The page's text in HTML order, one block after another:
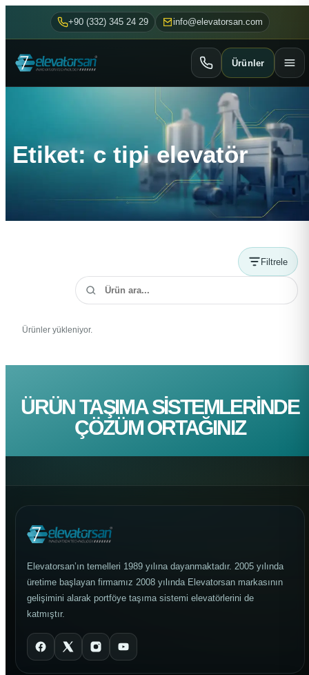
+90 (332) 345 24 29 info@elevatorsan.com
Ürünler
Etiket: c tipi elevatör
Filtrele
Ürünler yükleniyor.
ÜRÜN TAŞIMA SISTEMLERINDE
ÇÖZÜM ORTAĞINIZ
Elevatorsan’ın temelleri 1989 yılına dayanmaktadır. 2005 yılında
üretime başlayan firmamız 2008 yılında Elevatorsan markasının
gelişimini alarak portföye taşıma sistemi elevatörlerini de
katmıştır.